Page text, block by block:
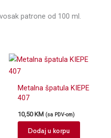
patrone od 100 ml.
Metalna špatula KIEPE
407
10,50KM (sa PDV-om)
Dodaj u korpu